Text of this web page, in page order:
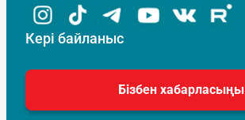
Кері байланыс
Бізбен хабарласыңы